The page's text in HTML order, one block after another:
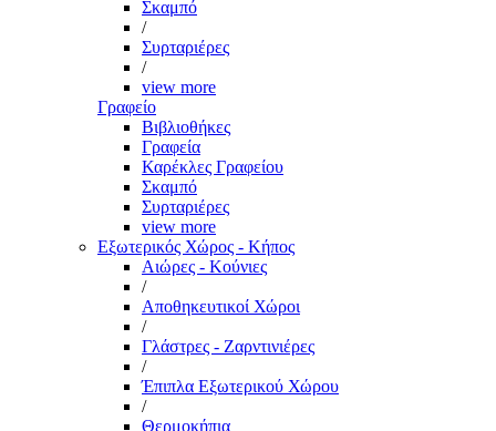
Σκαμπό
/
Συρταριέρες
/
view more
Γραφείο
Βιβλιοθήκες
Γραφεία
Καρέκλες Γραφείου
Σκαμπό
Συρταριέρες
view more
Εξωτερικός Χώρος - Κήπος
Αιώρες - Κούνιες
/
Αποθηκευτικοί Χώροι
/
Γλάστρες - Ζαρντινιέρες
/
Έπιπλα Εξωτερικού Χώρου
/
Θερμοκήπια